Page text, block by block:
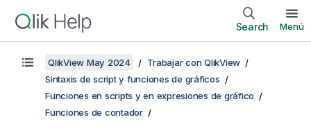
Search Menú
QlikView May 2024
Trabajar con QlikView
Sintaxis de script y funciones de gráficos
Funciones en scripts y en expresiones de gráfico
Funciones de contador